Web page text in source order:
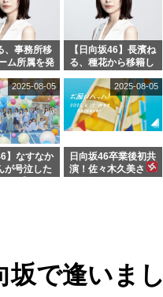
、事務所移
ム所属を発
【日向坂46】長濱ね
る、種花から移籍し
れで事務所に所属し
ているのは... おひさ
まの反応がこちら
】なすなか
が号泣した
2025-08-05
日向坂46卒業後初共
演！佐々木久美さ
2025-08-05
坂で逢いまし